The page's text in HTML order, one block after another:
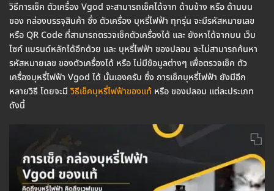
วิธีการเช็ค ตัวเครื่อง Vgod จะสามารถเช็คได้จาก ด้านข้าง หรือ ด้านบน
ของ กล่องบรรจุสินค้า ซึ่ง ตัวเครื่อง บุหรี่ไฟฟ้า ทุกรุ่น จะมีรหัสหมายเลข
หรือ QR Code ที่สามารถตรวจเช็คตัวเครื่องได้ และ ยังหาได้จากบน เว็บ
ไซค์ แบรนด์หลักได้อีกด้วย และ บุหรี่ไฟฟ้า ของปลอม จะไม่สามารถค้นหา
รหัสหมายเลข ของตัวเครื่องได้ หรือ ไม่มีข้อมูลต่างๆ เพื่อตรวจเช็ค ตัว
เครื่องบุหรี่ไฟฟ้า Vgod ได้ นั้นเองครับ ซึ่ง การเช็คบุหรี่ไฟฟ้า ยังมีอีก
หลายวิธี โดยจะมีวิธีเช็คบุหรี่ไฟฟ้าของแท้ หรือ ของปลอม แต่ละประเภท
ดังนี้